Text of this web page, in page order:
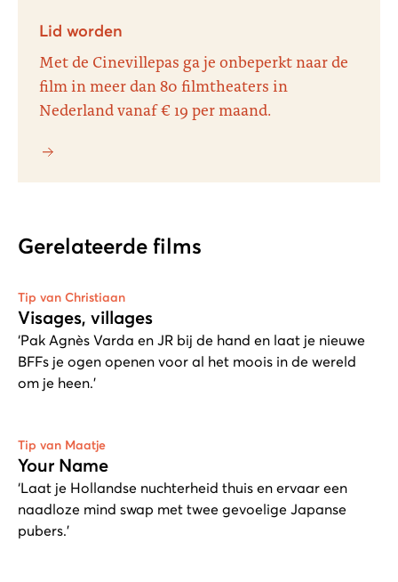
Lid worden
Met de Cinevillepas ga je onbeperkt naar de
film in meer dan 80 filmtheaters in
Nederland vanaf € 19 per maand.
Gerelateerde films
Tip van Christiaan
Visages, villages
‘Pak Agnès Varda en JR bij de hand en laat je nieuwe
BFFs je ogen openen voor al het moois in de wereld
om je heen.’
Tip van Maatje
Your Name
‘Laat je Hollandse nuchterheid thuis en ervaar een
naadloze mind swap met twee gevoelige Japanse
pubers.’